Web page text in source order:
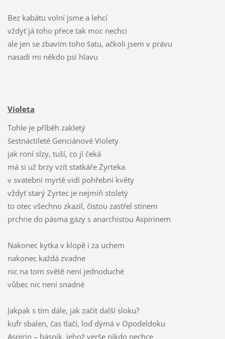
Bez kabátu volní jsme a lehcí
vždyť já toho přece tak moc nechci
ale jen se zbavím toho šatu, ačkoli jsem v právu
nasadí mi někdo psí hlavu
Violeta
Tohle je příběh zakletý
šestnáctileté Genciánové Violety
jak roní slzy, tuší, co jí čeká
má si už brzy vzít statkáře Zyrteka
v svatební myrtě vidí pohřební květy
vždyť starý Zyrtec je nejmíň stoletý
to otec všechno zkazil, čistou zastřel stínem
prchne do pásma gázy s anarchistou Aspirinem
Nakonec kytka v klopě i za uchem
nakonec každá zvadne
nic na tom světě není jednoduché
vůbec nic není snadné
Jakpak s tím dále, jak začít další sloku?
kufr sbalen, čas tlačí, loď dýmá v Opodeldoku
Aspirin – básník, jehož verše nikdo nechce